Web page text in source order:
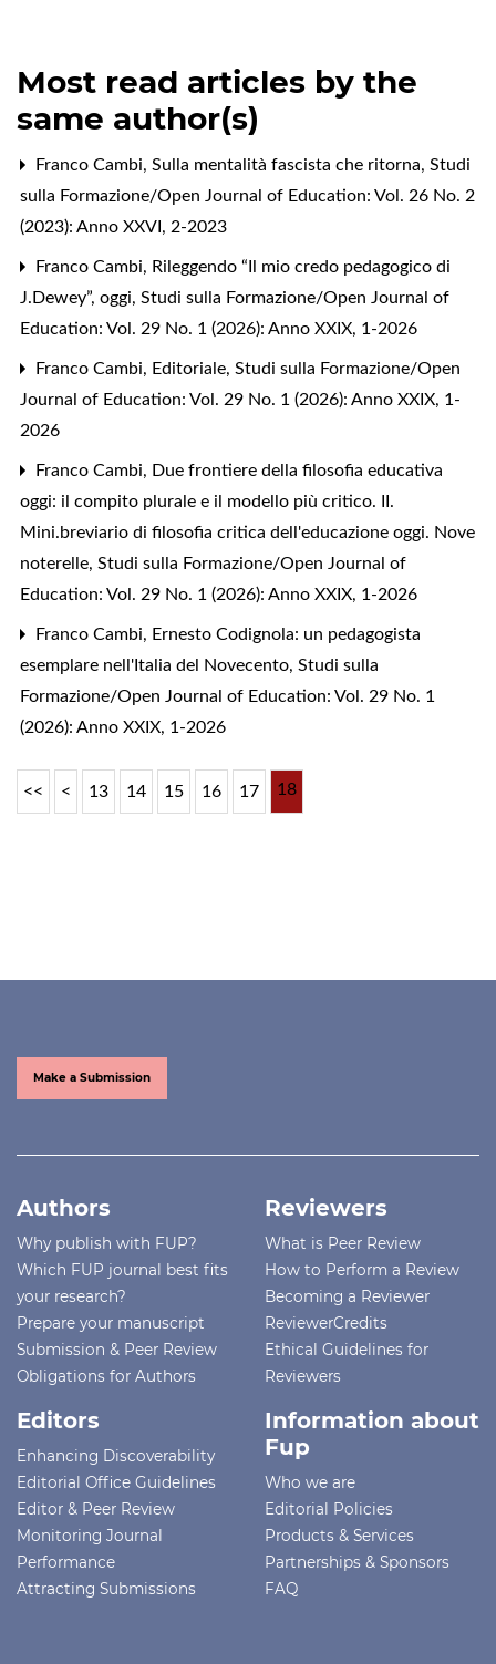
Most read articles by the
same author(s)
Franco Cambi, Sulla mentalità fascista che ritorna, Studi
sulla Formazione/Open Journal of Education: Vol. 26 No. 2
(2023): Anno XXVI, 2-2023
Franco Cambi, Rileggendo “Il mio credo pedagogico di
J.Dewey”, oggi, Studi sulla Formazione/Open Journal of
Education: Vol. 29 No. 1 (2026): Anno XXIX, 1-2026
Franco Cambi, Editoriale, Studi sulla Formazione/Open
Journal of Education: Vol. 29 No. 1 (2026): Anno XXIX, 1-
2026
Franco Cambi, Due frontiere della filosofia educativa
oggi: il compito plurale e il modello più critico. II.
Mini.breviario di filosofia critica dell'educazione oggi. Nove
noterelle, Studi sulla Formazione/Open Journal of
Education: Vol. 29 No. 1 (2026): Anno XXIX, 1-2026
Franco Cambi, Ernesto Codignola: un pedagogista
esemplare nell'Italia del Novecento, Studi sulla
Formazione/Open Journal of Education: Vol. 29 No. 1
(2026): Anno XXIX, 1-2026
<< < 13 14 15 16 17 18
Make a Submission
Authors
Why publish with FUP?
Which FUP journal best fits
your research?
Prepare your manuscript
Submission & Peer Review
Obligations for Authors
Reviewers
What is Peer Review
How to Perform a Review
Becoming a Reviewer
ReviewerCredits
Ethical Guidelines for
Reviewers
Editors
Enhancing Discoverability
Editorial Office Guidelines
Editor & Peer Review
Monitoring Journal
Performance
Attracting Submissions
Information about
Fup
Who we are
Editorial Policies
Products & Services
Partnerships & Sponsors
FAQ